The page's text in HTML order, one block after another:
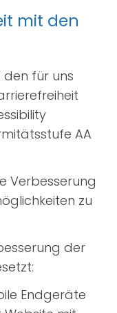
mit den
den für uns
AA
Verbesserung
zu
der
Endgeräte